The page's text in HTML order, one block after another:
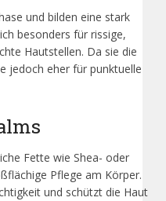
und bilden eine stark
besonders für rissige,
Hautstellen. Da sie die
jedoch eher für punktuelle
Fette wie Shea- oder
Pflege am Körper.
und schützt die Haut